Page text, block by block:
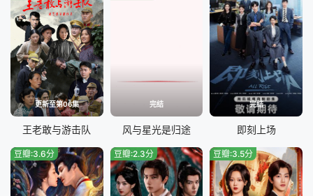
更新至第06集
王老敢与游击队
完结
风与星光是归途
完结
即刻上场
豆瓣:3.6分 豆瓣:2.3分 豆瓣:3.5分